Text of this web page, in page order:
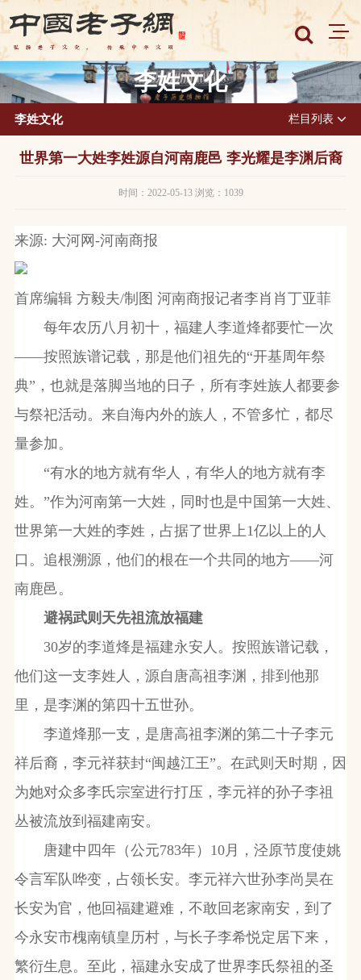
李姓文化
李姓文化 栏目列表
世界第一大姓李姓源自河南鹿邑 李光耀是李渊后裔
时间：2022-05-13 浏览：1039
来源: 大河网-河南商报
首席编辑 方毅夫/制图 河南商报记者李肖肖丁亚菲
每年农历八月初十，福建人李道烽都要忙一次
——按照族谱记载，那是他们祖先的“开基周年祭
典”，也就是落脚当地的日子，所有李姓族人都要参
与祭祀活动。来自海内外的族人，不管多忙，都尽
量参加。
“有水的地方就有华人，有华人的地方就有李
姓。”作为河南第一大姓，同时也是中国第一大姓、
世界第一大姓的李姓，占据了世界上1亿以上的人
口。追根溯源，他们的根在一个共同的地方——河
南鹿邑。
避祸武则天先祖流放福建
30岁的李道烽是福建永安人。按照族谱记载，
他们这一支李姓人，源自唐高祖李渊，排到他那
里，是李渊的第四十五世孙。
李道烽那一支，是唐高祖李渊的第二十子李元
祥后裔，李元祥获封“闽越江王”。在武则天时期，因
为她对众多李氏宗室进行打压，李元祥的孙子李祖
丛被流放到福建南安。
唐建中四年（公元783年）10月，泾原节度使姚
令言军队哗变，占领长安。李元祥六世孙李尚昊在
长安为官，他回福建避难，不敢回老家南安，到了
今永安市槐南镇皇历村，与长子李希悦定居下来，
繁衍生息。至此，福建永安成了世界李氏祭祖的圣